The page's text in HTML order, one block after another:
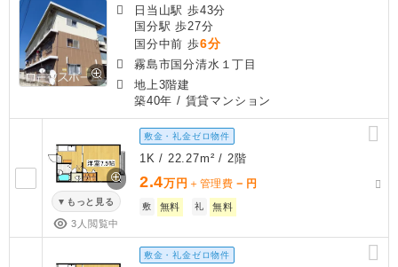
日当山駅 歩43分
国分駅 歩27分
国分中前 歩6分
霧島市国分清水１丁目
地上3階建
築40年 / 賃貸マンション
もっと見る
3人閲覧中
敷金・礼金ゼロ物件
1K / 22.27m² / 2階
2.4万円 ＋管理費 － 円
敷 無料 礼 無料
敷金・礼金ゼロ物件